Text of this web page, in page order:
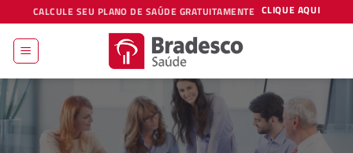
to
content
CALCULE SEU PLANO DE SAÚDE GRATUITAMENTE CLIQUE AQUI